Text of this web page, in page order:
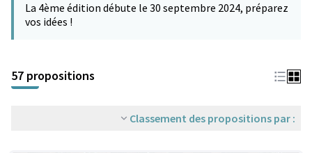
La 4ème édition débute le 30 septembre 2024, préparez
vos idées !
57 propositions
Classement des propositions par :